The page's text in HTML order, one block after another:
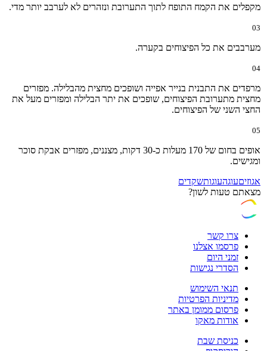
מקפלים את הקמח התופח לתוך התערובת ונזהרים לא לערבב יותר מדי.
03
מערבבים את כל הפיצוחים בקערה.
04
מרפדים את התבנית בנייר אפייה ושופכים מחצית מהבלילה. מפזרים
מחצית מתערובת הפיצוחים, שופכים את יתר הבלילה ומפזרים מעל את
החצי השני של הפיצוחים.
05
אופים בחום של 170 מעלות כ-30 דקות, מצננים, מפזרים אבקת סוכר
ומגישים.
אגוזיםעוגהעוגותשקדים
מצאתם טעות לשון?
צרו קשר
פרסמו אצלנו
זמני היום
הסדרי נגישות
תנאי השימוש
מדיניות הפרטיות
פרסום ממומן באתר
אודות מאקו
כניסת שבת